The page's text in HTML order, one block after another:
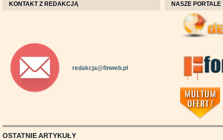
KONTAKT Z REDAKCJĄ
redakcja@finweb.pl
NASZE PORTALE
OSTATNIE ARTYKUŁY